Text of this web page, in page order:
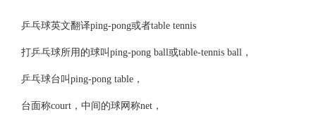
乒乓球英文翻译ping-pong或者table tennis
打乒乓球所用的球叫ping-pong ball或table-tennis ball，
乒乓球台叫ping-pong table，
台面称court，中间的球网称net，